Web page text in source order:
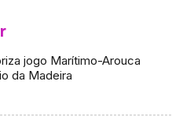
jogo Marítimo-Arouca
da Madeira